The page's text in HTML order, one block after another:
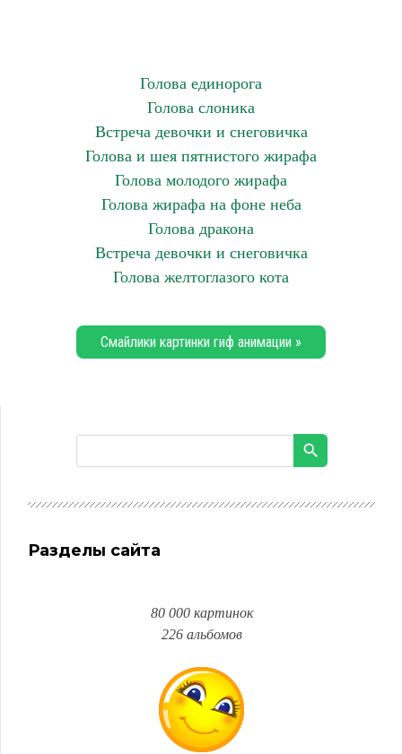
Голова единорога
Голова слоника
Встреча девочки и снеговичка
Голова и шея пятнистого жирафа
Голова молодого жирафа
Голова жирафа на фоне неба
Голова дракона
Встреча девочки и снеговичка
Голова желтоглазого кота
Смайлики картинки гиф анимации »
Разделы сайта
80 000 картинок
226 альбомов